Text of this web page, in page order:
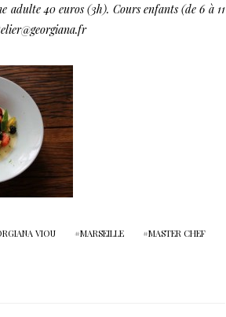
adulte 40 euros (3h). Cours enfants (de 6 à 11
VIOU MARSEILLE MASTER CHEF